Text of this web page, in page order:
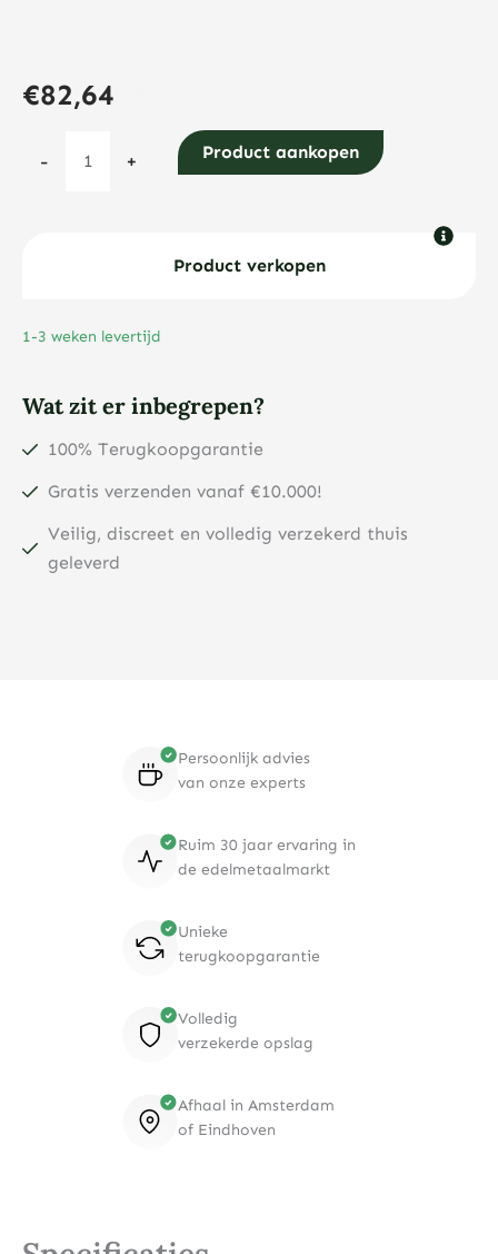
€82,64
-
2026
+ Product aankopen
Product verkopen
1-3 weken levertijd
Wat zit er inbegrepen?
100% Terugkoopgarantie
Gratis verzenden vanaf €10.000!
Veilig, discreet en volledig verzekerd thuis
geleverd
Persoonlijk advies
van onze experts
Ruim 30 jaar ervaring in
de edelmetaalmarkt
Unieke
terugkoopgarantie
Volledig
verzekerde opslag
Afhaal in Amsterdam
of Eindhoven